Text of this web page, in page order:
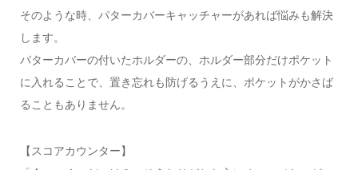
そのような時、パターカバーキャッチャーがあれば悩みも解決
します。
パターカバーの付いたホルダーの、ホルダー部分だけポケット
に入れることで、置き忘れも防げるうえに、ポケットがかさば
ることもありません。
【スコアカウンター】